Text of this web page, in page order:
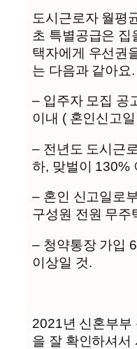
도시근로자 월평
초 특별공급은 집
택자에게 우선권
는 다음과 같아요.
– 입주자 모집 공
이내 ( 혼인신고
– 전년도 도시근
하, 맞벌이 130%
– 혼인 신고일로
구성원 전원 무주
– 청약통장 가입
이상일 것.
2021년 신혼부부
을 잘 확인하셔서